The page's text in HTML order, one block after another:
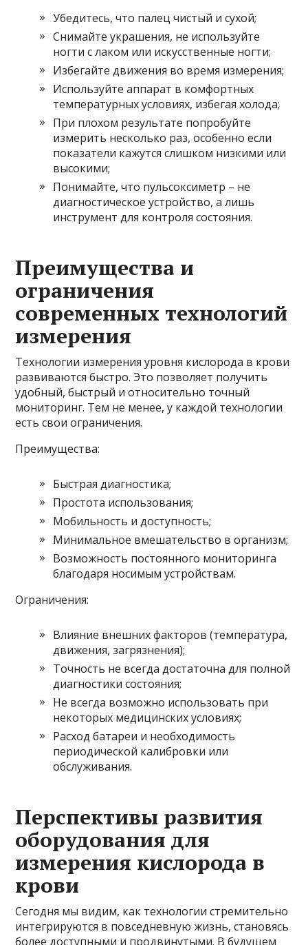
Убедитесь, что палец чистый и сухой;
Снимайте украшения, не используйте
ногти с лаком или искусственные ногти;
Избегайте движения во время измерения;
Используйте аппарат в комфортных
температурных условиях, избегая холода;
При плохом результате попробуйте
измерить несколько раз, особенно если
показатели кажутся слишком низкими или
высокими;
Понимайте, что пульсоксиметр – не
диагностическое устройство, а лишь
инструмент для контроля состояния.
Преимущества и
ограничения
современных технологий
измерения
Технологии измерения уровня кислорода в крови
развиваются быстро. Это позволяет получить
удобный, быстрый и относительно точный
мониторинг. Тем не менее, у каждой технологии
есть свои ограничения.
Преимущества:
Быстрая диагностика;
Простота использования;
Мобильность и доступность;
Минимальное вмешательство в организм;
Возможность постоянного мониторинга
благодаря носимым устройствам.
Ограничения:
Влияние внешних факторов (температура,
движения, загрязнения);
Точность не всегда достаточна для полной
диагностики состояния;
Не всегда возможно использовать при
некоторых медицинских условиях;
Расход батареи и необходимость
периодической калибровки или
обслуживания.
Перспективы развития
оборудования для
измерения кислорода в
крови
Сегодня мы видим, как технологии стремительно
интегрируются в повседневную жизнь, становясь
более доступными и продвинутыми. В будущем